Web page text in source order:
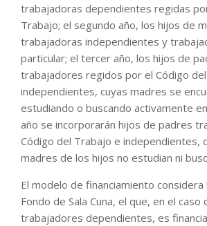
trabajadoras dependientes regidas
Trabajo; el segundo año, los hijos de
trabajadoras independientes y
particular; el tercer año, los hijos de
trabajadores regidos por el Código
independientes, cuyas madres se
estudiando o buscando activamente
año se incorporarán hijos de padres
Código del Trabajo e independientes,
madres de los hijos no estudian ni
El modelo de financiamiento considera
Fondo de Sala Cuna, el que, en el caso
trabajadores dependientes, es